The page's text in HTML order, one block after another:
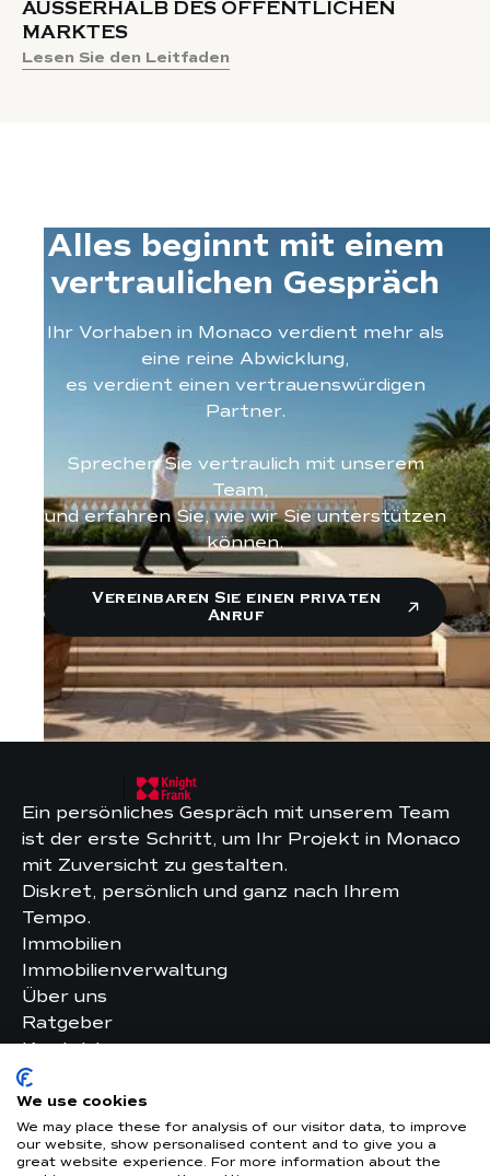
AUSSERHALB DES ÖFFENTLICHEN M
ARKTES
Lesen Sie den Leitfaden
Alles beginnt mit einem
vertraulichen Gespräch
Ihr Vorhaben in Monaco verdient mehr als
eine reine Abwicklung,
es verdient einen vertrauenswürdigen
Partner.
Sprechen Sie vertraulich mit unserem
Team,
und erfahren Sie, wie wir Sie unterstützen
können.
Vereinbaren Sie einen privaten
Anruf
Ein persönliches Gespräch mit unserem Team
ist der erste Schritt, um Ihr Projekt in Monaco
mit Zuversicht zu gestalten.
Diskret, persönlich und ganz nach Ihrem
Tempo.
Immobilien
Immobilienverwaltung
Über uns
Ratgeber
Kontakt
Rechtliches
Datenschutzerklärung
GEPRÜFT VON
We use cookies
We may place these for analysis of our visitor data, to improve
our website, show personalised content and to give you a
great website experience. For more information about the